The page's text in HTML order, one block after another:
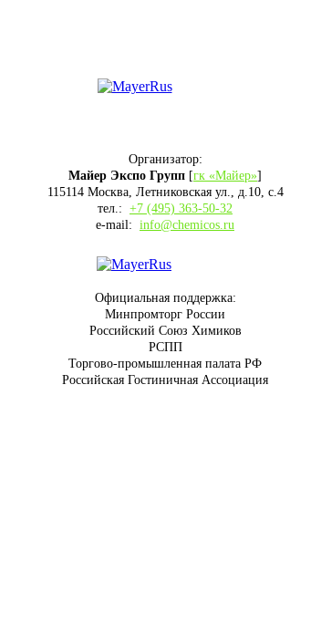
Организатор:
Майер Экспо Групп [гк «Майер»]
115114 Москва, Летниковская ул., д.10, с.4
тел.: +7 (495) 363-50-32
e-mail: info@chemicos.ru
Официальная поддержка:
Минпромторг России
Российский Союз Химиков
РСПП
Торгово-промышленная палата РФ
Российская Гостиничная Ассоциация